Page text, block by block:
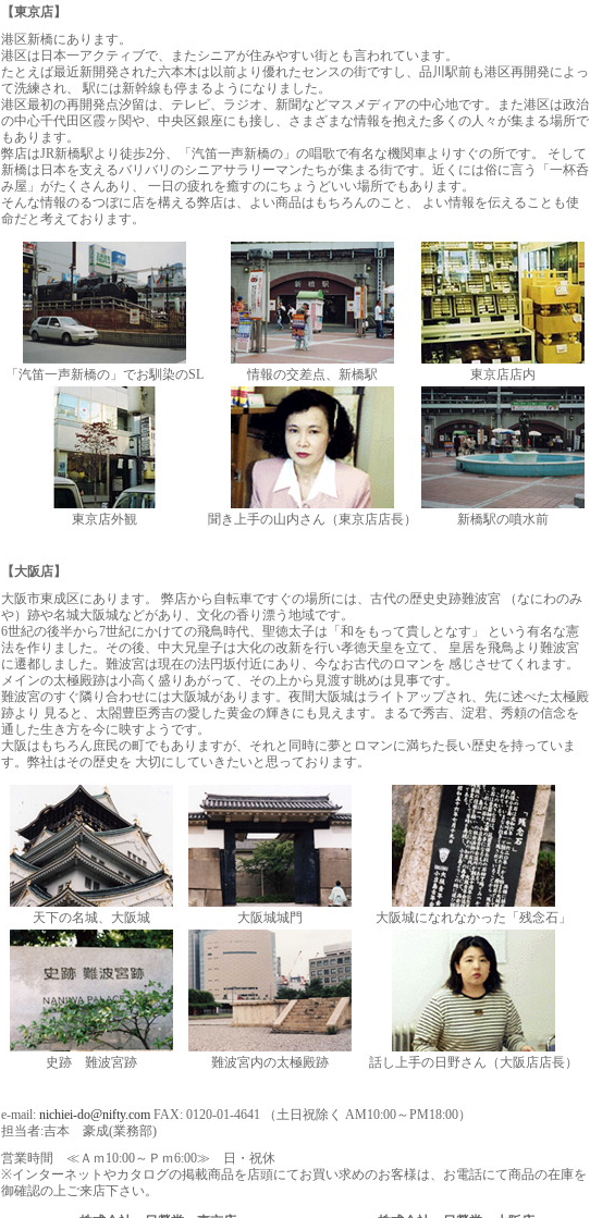
【東京店】
港区新橋にあります。
港区は日本一アクティブで、またシニアが住みやすい街とも言われています。
たとえば最近新開発された六本木は以前より優れたセンスの街ですし、品川駅前も港区再開発によっ
て洗練され、 駅には新幹線も停まるようになりました。
港区最初の再開発点汐留は、テレビ、ラジオ、新聞などマスメディアの中心地です。また港区は政治
の中心千代田区霞ヶ関や、中央区銀座にも接し、さまざまな情報を抱えた多くの人々が集まる場所で
もあります。
弊店はJR新橋駅より徒歩2分、「汽笛一声新橋の」の唱歌で有名な機関車よりすぐの所です。 そして
新橋は日本を支えるバリバリのシニアサラリーマンたちが集まる街です。近くには俗に言う「一杯呑
み屋」がたくさんあり、 一日の疲れを癒すのにちょうどいい場所でもあります。
そんな情報のるつぼに店を構える弊店は、よい商品はもちろんのこと、 よい情報を伝えることも使
命だと考えております。
「汽笛一声新橋の」でお馴染のSL 情報の交差点、新橋駅 東京店店内
東京店外観 聞き上手の山内さん（東京店店長） 新橋駅の噴水前
【大阪店】
大阪市東成区にあります。 弊店から自転車ですぐの場所には、古代の歴史史跡難波宮 （なにわのみ
や）跡や名城大阪城などがあり、文化の香り漂う地域です。
6世紀の後半から7世紀にかけての飛鳥時代、聖徳太子は「和をもって貴しとなす」 という有名な憲
法を作りました。その後、中大兄皇子は大化の改新を行い孝徳天皇を立て、 皇居を飛鳥より難波宮
に遷都しました。難波宮は現在の法円坂付近にあり、今なお古代のロマンを 感じさせてくれます。
メインの太極殿跡は小高く盛りあがって、その上から見渡す眺めは見事です。
難波宮のすぐ隣り合わせには大阪城があります。夜間大阪城はライトアップされ、先に述べた太極殿
跡より 見ると、太閤豊臣秀吉の愛した黄金の輝きにも見えます。まるで秀吉、淀君、秀頼の信念を
通した生き方を今に映すようです。
大阪はもちろん庶民の町でもありますが、それと同時に夢とロマンに満ちた長い歴史を持っていま
す。弊社はその歴史を 大切にしていきたいと思っております。
天下の名城、大阪城 大阪城城門 大阪城になれなかった「残念石」
史跡 難波宮跡 難波宮内の太極殿跡 話し上手の日野さん（大阪店店長）
e-mail: nichiei-do@nifty.com FAX: 0120-01-4641 （土日祝除く AM10:00～PM18:00）
担当者:吉本 豪成(業務部)
営業時間 ≪Ａｍ10:00～Ｐｍ6:00≫ 日・祝休
※インターネットやカタログの掲載商品を店頭にてお買い求めのお客様は、お電話にて商品の在庫を
御確認の上ご来店下さい。